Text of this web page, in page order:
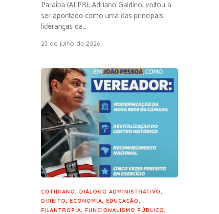
Paraíba (ALPB), Adriano Galdino, voltou a
ser apontado como uma das principais
lideranças da…
23 de julho de 2026
COTIDIANO DIÁLOGO ADMINISTRATIVO
DIREITO
ECONOMIA EDUCAÇÃO
FILANTROPIA
FUNCIONALISMO PÚBLICO